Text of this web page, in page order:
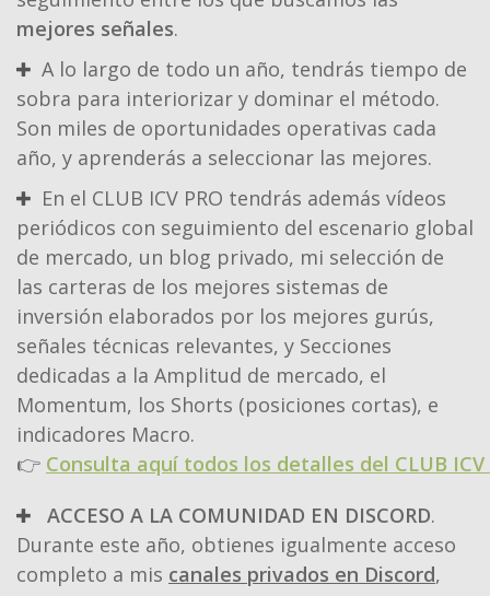
mejores señales.
A lo largo de todo un año, tendrás tiempo de
sobra para interiorizar y dominar el método.
Son miles de oportunidades operativas cada
año, y aprenderás a seleccionar las mejores.
En el CLUB ICV PRO tendrás además vídeos
periódicos con seguimiento del escenario global
de mercado, un blog privado, mi selección de
las carteras de los mejores sistemas de
inversión elaborados por los mejores gurús,
señales técnicas relevantes, y Secciones
dedicadas a la Amplitud de mercado, el
Momentum, los Shorts (posiciones cortas), e
indicadores Macro.
👉 Consulta aquí todos los detalles del CLUB ICV
ACCESO A LA COMUNIDAD EN DISCORD.
Durante este año, obtienes igualmente acceso
completo a mis canales privados en Discord,